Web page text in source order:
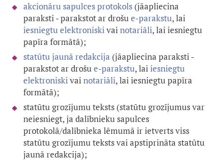
akcionāru sapulces protokols (jāapliecina
paraksti - parakstot ar drošue-parakstu, lai
iesniegtu elektroniskivainotariāli, lai iesniegtu
papīra formātā);
statūtu jaunā redakcija (jāapliecina paraksti -
parakstot ar drošue-parakstu, laiiesniegtu
elektroniskivainotariāli, lai iesniegtu papīra
formātā);
statūtu grozījumu teksts (statūtu grozījumus var
neiesniegt, ja dalībnieku sapulces
protokolā/dalībnieka lēmumā ir ietverts viss
statūtu grozījumu teksts vai apstiprināta statūtu
jaunā redakcija);